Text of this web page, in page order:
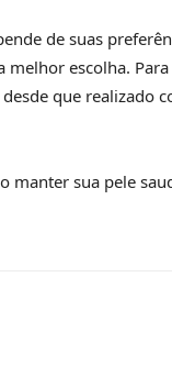
de suas
melhor escolha.
que realizado
manter sua pele